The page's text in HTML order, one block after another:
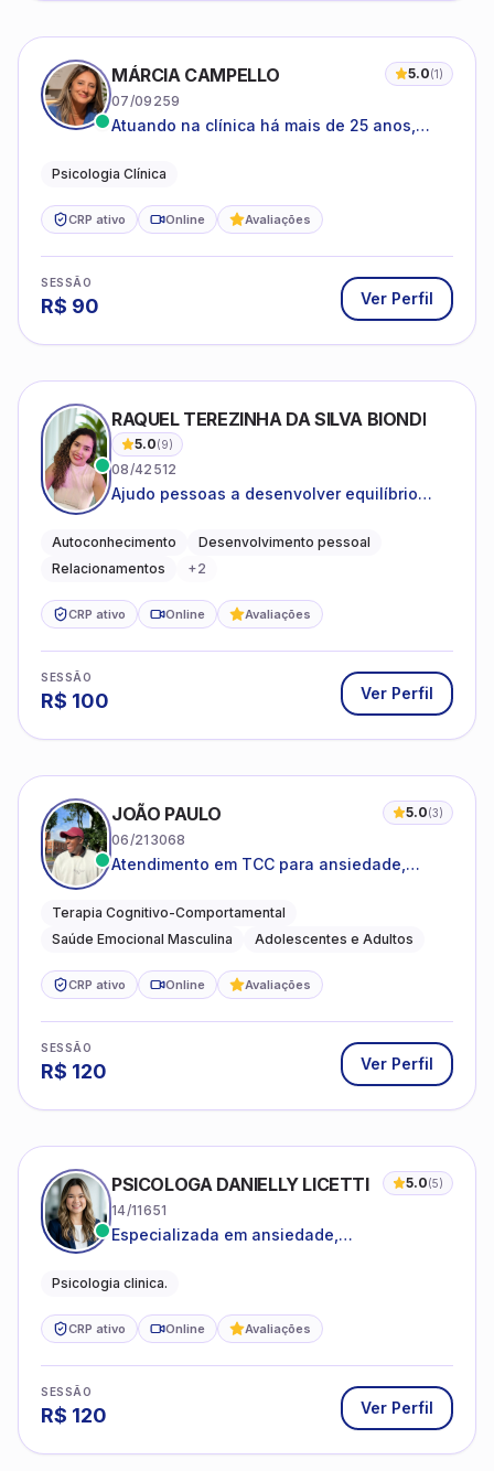
MÁRCIA CAMPELLO 5.0(1)
07/09259
Atuando na clínica há mais de 25 anos,
estruturas, com experiência em
Psicologia Clínica
CRP ativo Online Avaliações
SESSÃO
R$ 90 Ver Perfil
RAQUEL TEREZINHA DA SILVA BIONDI
5.0(9)
08/42512
Ajudo pessoas a desenvolver equilíbrio
Autoconhecimento
Desenvolvimento pessoal
Relacionamentos
+2
CRP ativo Online Avaliações
SESSÃO
R$ 100 Ver Perfil
JOÃO PAULO 5.0(3)
06/213068
Atendimento em TCC para ansiedade,
emocional
Terapia Cognitivo-Comportamental
Saúde Emocional Masculina
Adolescentes e Adultos
CRP ativo Online Avaliações
SESSÃO
R$ 120 Ver Perfil
PSICOLOGA DANIELLY LICETTI 5.0(5)
14/11651
Especializada em ansiedade,
Psicologia clinica.
CRP ativo Online Avaliações
SESSÃO
R$ 120 Ver Perfil